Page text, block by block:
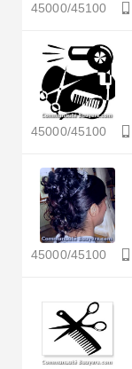
45000/45100
45000/45100
45000/45100